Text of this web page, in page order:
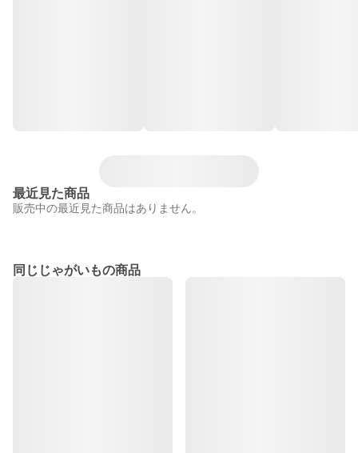
最近見た商品
販売中の最近見た商品はありません。
同じじゃがいもの商品